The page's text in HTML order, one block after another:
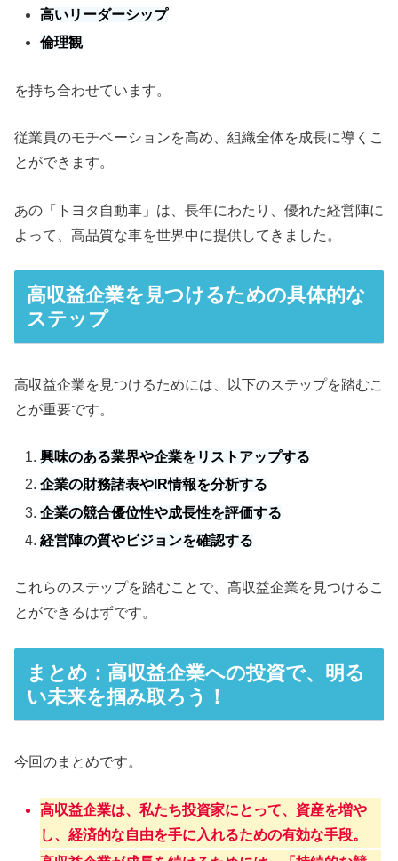
高いリーダーシップ
倫理観
を持ち合わせています。
従業員のモチベーションを高め、組織全体を成長に導くこ
とができます。
あの「トヨタ自動車」は、長年にわたり、優れた経営陣に
よって、高品質な車を世界中に提供してきました。
高収益企業を見つけるための具体的な
ステップ
高収益企業を見つけるためには、以下のステップを踏むこ
とが重要です。
興味のある業界や企業をリストアップする
企業の財務諸表やIR情報を分析する
企業の競合優位性や成長性を評価する
経営陣の質やビジョンを確認する
これらのステップを踏むことで、高収益企業を見つけるこ
とができるはずです。
まとめ：高収益企業への投資で、明る
い未来を掴み取ろう！
今回のまとめです。
高収益企業は、私たち投資家にとって、資産を増や
し、経済的な自由を手に入れるための有効な手段。